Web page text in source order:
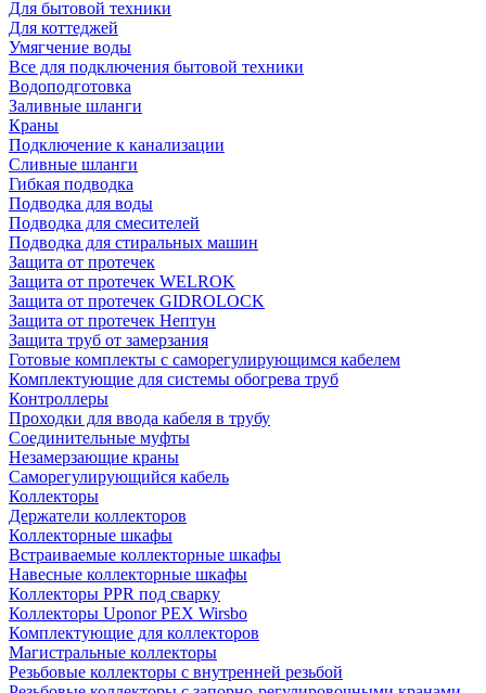
Для бытовой техники
Для коттеджей
Умягчение воды
Все для подключения бытовой техники
Водоподготовка
Заливные шланги
Краны
Подключение к канализации
Сливные шланги
Гибкая подводка
Подводка для воды
Подводка для смесителей
Подводка для стиральных машин
Защита от протечек
Защита от протечек WELROK
Защита от протечек GIDROLOCK
Защита от протечек Нептун
Защита труб от замерзания
Готовые комплекты с саморегулирующимся кабелем
Комплектующие для системы обогрева труб
Контроллеры
Проходки для ввода кабеля в трубу
Соединительные муфты
Незамерзающие краны
Саморегулирующийся кабель
Коллекторы
Держатели коллекторов
Коллекторные шкафы
Встраиваемые коллекторные шкафы
Навесные коллекторные шкафы
Коллекторы PPR под сварку
Коллекторы Uponor PEX Wirsbo
Комплектующие для коллекторов
Магистральные коллекторы
Резьбовые коллекторы с внутренней резьбой